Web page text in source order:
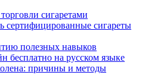
сигаретами
сертифицированные сигареты
полезных навыков
бесплатно на русском языке
причины и методы